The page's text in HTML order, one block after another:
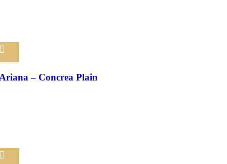
– Concrea Plain